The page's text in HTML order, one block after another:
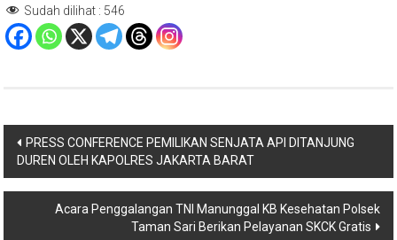
Sudah dilihat : 546
Navigasi
pos
PRESS CONFERENCE PEMILIKAN SENJATA API DITANJUNG
DUREN OLEH KAPOLRES JAKARTA BARAT
Acara Penggalangan TNI Manunggal KB Kesehatan Polsek
Taman Sari Berikan Pelayanan SKCK Gratis